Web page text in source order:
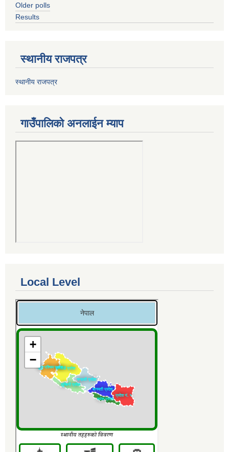
Older polls
Results
स्थानीय राजपत्र
स्थानीय राजपत्र
गाउँपालिको अनलाईन म्याप
Local Level